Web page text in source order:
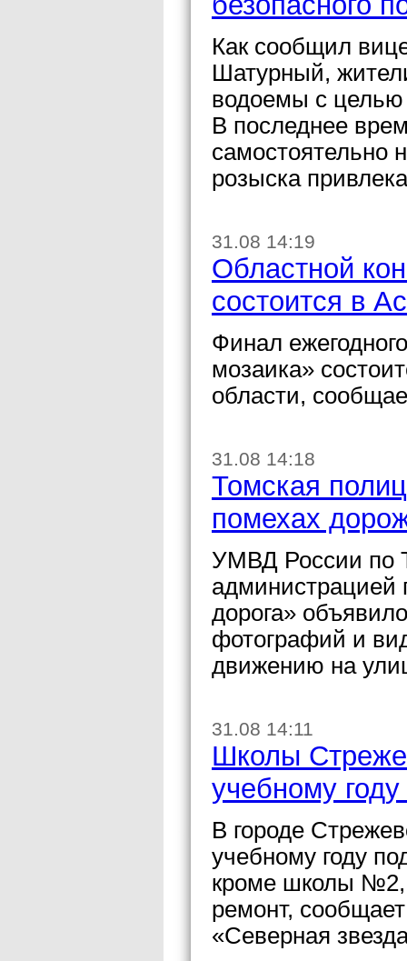
Как сообщил
Шатурный,
водоемы с целью
В последнее
самостоятельно
розыска
31.08 14:19
Областной
состоится в
Финал
мозаика»
области,
31.08 14:18
Томская
помехах
УМВД России по
администрацией
дорога»
фотографий и
движению на
31.08 14:11
Школы
учебному году
В городе
учебному году
кроме школы №2,
ремонт, сообщает
«Северная